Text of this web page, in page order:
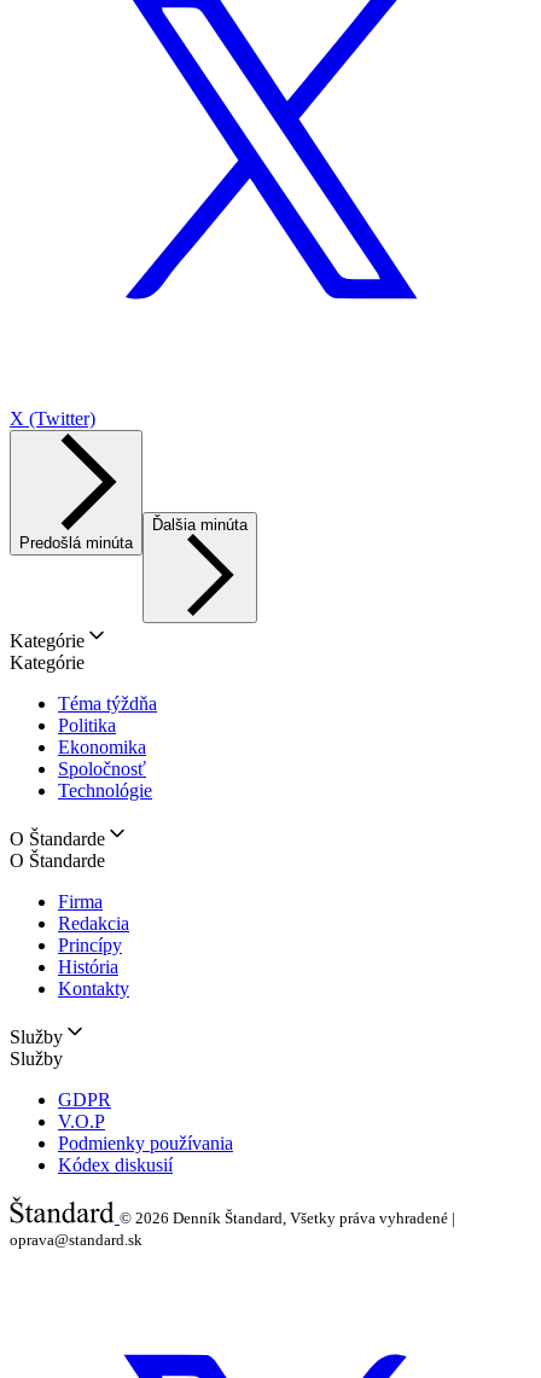
X (Twitter)
Predošlá minúta
Ďalšia minúta
Kategórie
Kategórie
Téma týždňa
Politika
Ekonomika
Spoločnosť
Technológie
O Štandarde
O Štandarde
Firma
Redakcia
Princípy
História
Kontakty
Služby
Služby
GDPR
V.O.P
Podmienky používania
Kódex diskusií
© 2026 Denník Štandard, Všetky práva vyhradené |
oprava@standard.sk